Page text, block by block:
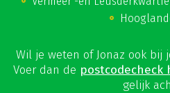
Wil je weten of Jonaz ook bij
Voer dan de postcodecheck
gelijk